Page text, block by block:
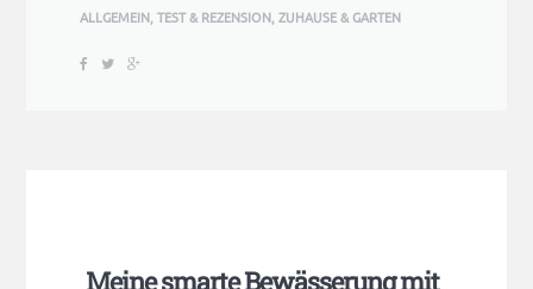
ALLGEMEIN,TEST & REZENSION,ZUHAUSE & GARTEN
Meine smarte Bewässerung mit